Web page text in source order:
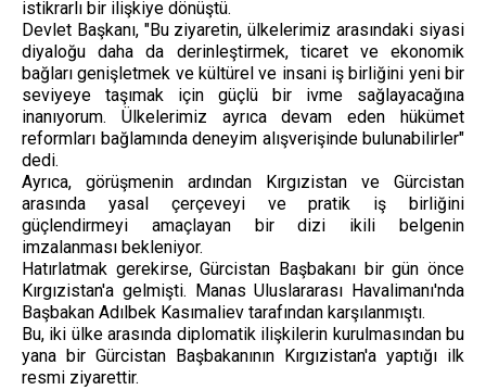
istikrarlı bir ilişkiye dönüştü.
Devlet Başkanı, "Bu ziyaretin, ülkelerimiz arasındaki siyasi
diyaloğu daha da derinleştirmek, ticaret ve ekonomik
bağları genişletmek ve kültürel ve insani iş birliğini yeni bir
seviyeye taşımak için güçlü bir ivme sağlayacağına
inanıyorum. Ülkelerimiz ayrıca devam eden hükümet
reformları bağlamında deneyim alışverişinde bulunabilirler"
dedi.
Ayrıca, görüşmenin ardından Kırgızistan ve Gürcistan
arasında yasal çerçeveyi ve pratik iş birliğini
güçlendirmeyi amaçlayan bir dizi ikili belgenin
imzalanması bekleniyor.
Hatırlatmak gerekirse, Gürcistan Başbakanı bir gün önce
Kırgızistan'a gelmişti. Manas Uluslararası Havalimanı'nda
Başbakan Adılbek Kasımaliev tarafından karşılanmıştı.
Bu, iki ülke arasında diplomatik ilişkilerin kurulmasından bu
yana bir Gürcistan Başbakanının Kırgızistan'a yaptığı ilk
resmi ziyarettir.